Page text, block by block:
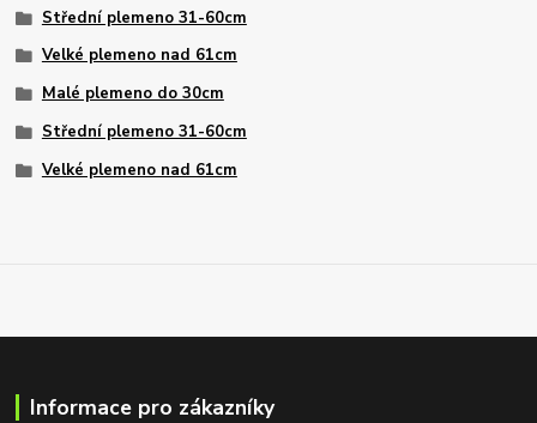
Střední plemeno 31-60cm
Velké plemeno nad 61cm
Malé plemeno do 30cm
Střední plemeno 31-60cm
Velké plemeno nad 61cm
Informace pro zákazníky